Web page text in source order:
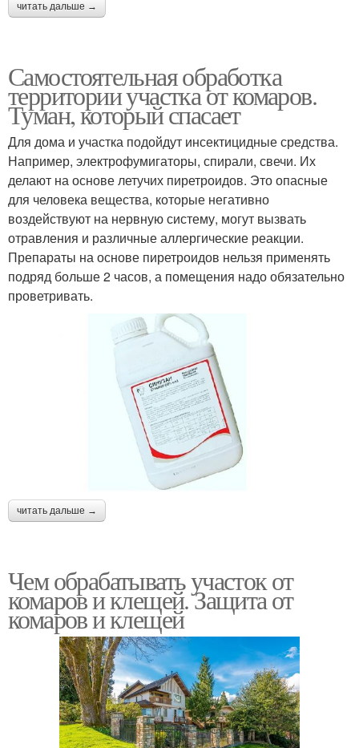
читать дальше →
Самостоятельная обработка
территории участка от комаров.
Туман, который спасает
Для дома и участка подойдут инсектицидные средства.
Например, электрофумигаторы, спирали, свечи. Их
делают на основе летучих пиретроидов. Это опасные
для человека вещества, которые негативно
воздействуют на нервную систему, могут вызвать
отравления и различные аллергические реакции.
Препараты на основе ­пиретроидов нельзя применять
подряд больше 2 часов, а помещения надо обязательно
проветривать.
читать дальше →
Чем обрабатывать участок от
комаров и клещей. Защита от
комаров и клещей